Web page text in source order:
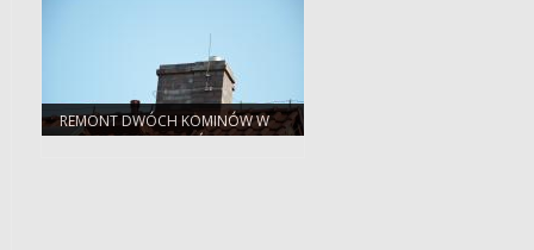
REMONT DWÓCH KOMINÓW W
BUDYNKACH NADLEŚNICTWA